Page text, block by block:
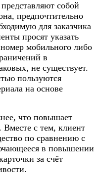
представляют собой
предпочтительно
для заказчика
просят указать
мобильного либо
в
не существует.
пользуются
на основе
что повышает
Вместе с тем, клиент
по сравнению с
в повышении
за счёт